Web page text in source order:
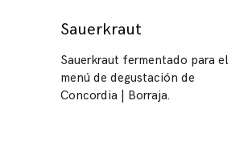
Sauerkraut
Sauerkraut fermentado para el
menú de degustación de
Concordia | Borraja.